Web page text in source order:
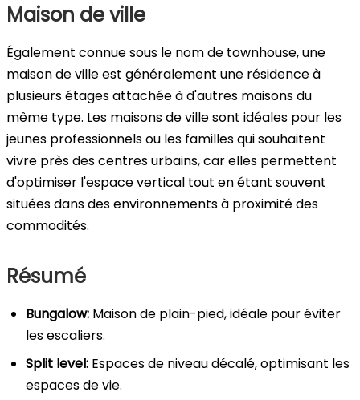
Maison de ville
Également connue sous le nom de townhouse, une
maison de ville est généralement une résidence à
plusieurs étages attachée à d'autres maisons du
même type. Les maisons de ville sont idéales pour les
jeunes professionnels ou les familles qui souhaitent
vivre près des centres urbains, car elles permettent
d'optimiser l'espace vertical tout en étant souvent
situées dans des environnements à proximité des
commodités.
Résumé
Bungalow: Maison de plain-pied, idéale pour éviter
les escaliers.
Split level: Espaces de niveau décalé, optimisant les
espaces de vie.